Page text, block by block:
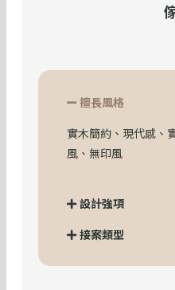
擅長風格
實木簡約、現代感、
風、無印風
設計強項
接案類型